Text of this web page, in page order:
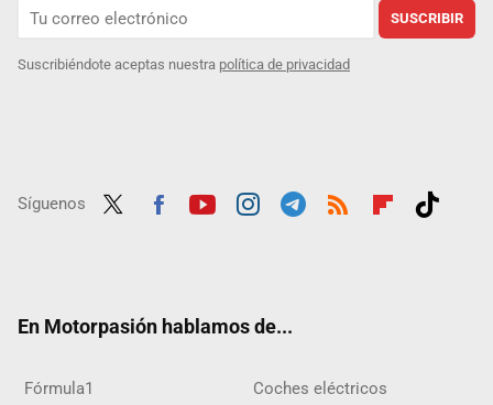
SUSCRIBIR
Suscribiéndote aceptas nuestra política de privacidad
Síguenos
En Motorpasión hablamos de...
Fórmula1 Coches eléctricos